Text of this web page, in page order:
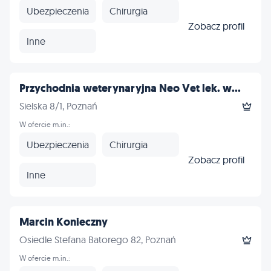
Ubezpieczenia Chirurgia
Inne
Zobacz profil
Przychodnia weterynaryjna Neo Vet lek. w...
Sielska 8/1, Poznań
W ofercie m.in.:
Ubezpieczenia Chirurgia
Inne
Zobacz profil
Marcin Konieczny
Osiedle Stefana Batorego 82, Poznań
W ofercie m.in.: